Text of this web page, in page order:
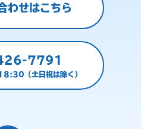
わせはこちら
7791
（土日祝は除く）